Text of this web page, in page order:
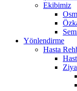
Ekibimiz
Yönlendirme
Hasta